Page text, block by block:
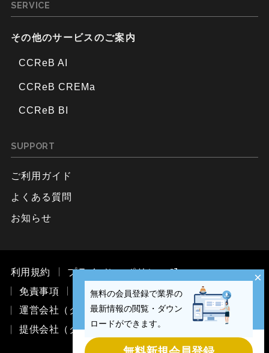
SERVICE
その他のサービスのご案内
CCReB AI
CCReB CREMa
CCReB BI
SUPPORT
ご利用ガイド
よくある質問
お知らせ
利用規約
プライバシーポリシー
免責事項
お問い合わせ
運営会社（ククレブ・マーケティング株式会社）
提供会社（ククレブ・アドバイザーズ株式会社）
×
無料の会員登録で業界の
最新情報の閲覧・ダウン
ロードができます。